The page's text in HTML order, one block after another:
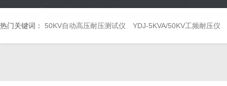
热门关键词： 50KV自动高压耐压测试仪 YDJ-5KVA/50KV工频耐压仪